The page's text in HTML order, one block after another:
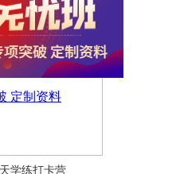
学练打卡营
定制资料